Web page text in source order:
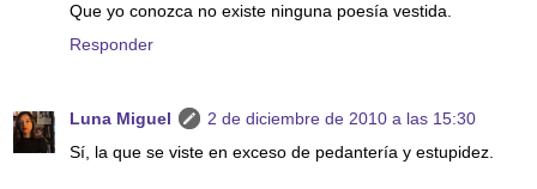
Que yo conozca no existe ninguna poesía vestida.
Responder
Luna Miguel
2 de diciembre de 2010 a las 15:30
Sí, la que se viste en exceso de pedantería y estupidez.